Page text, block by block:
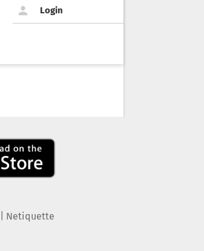
Login
Netiquette